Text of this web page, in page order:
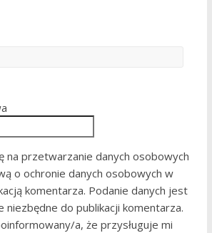
na przetwarzanie danych osobowych
o ochronie danych osobowych w
komentarza. Podanie danych jest
niezbędne do publikacji komentarza.
a, że przysługuje mi